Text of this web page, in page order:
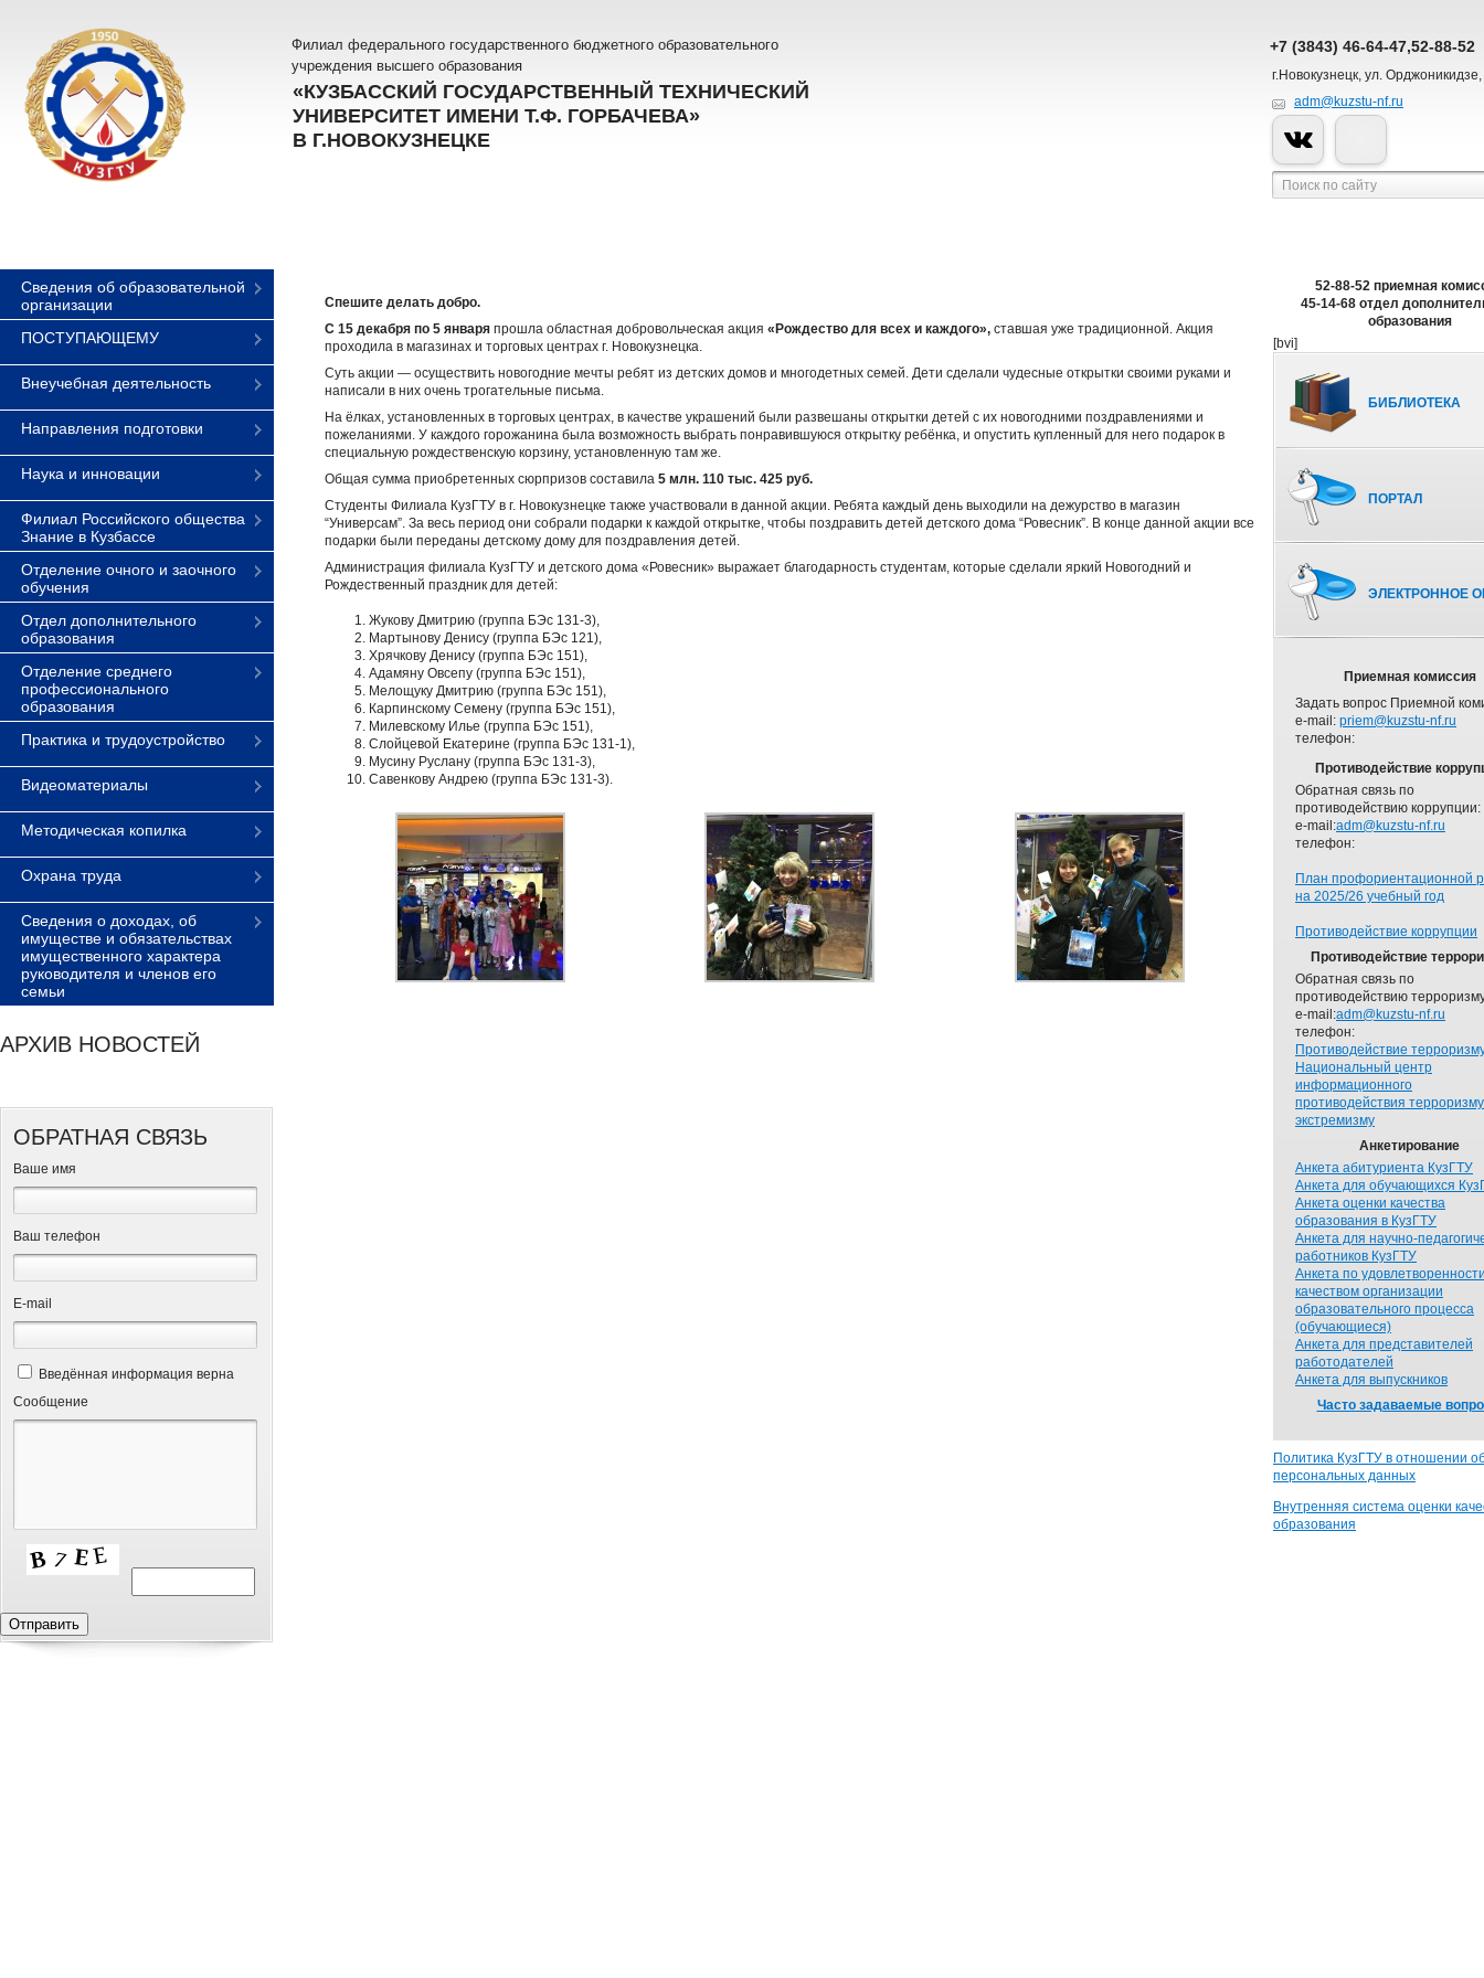
Филиал федерального государственного бюджетного образовательного
учреждения высшего образования
«КУЗБАССКИЙ ГОСУДАРСТВЕННЫЙ ТЕХНИЧЕСКИЙ
УНИВЕРСИТЕТ ИМЕНИ Т.Ф. ГОРБАЧЕВА»
В Г.НОВОКУЗНЕЦКЕ
+7 (3843) 46-64-47,52-88-52
г.Новокузнецк, ул.
adm@kuzstu-nf.ru
Сведения об образовательной
организации
ПОСТУПАЮЩЕМУ
Внеучебная деятельность
Направления подготовки
Наука и инновации
Филиал Российского общества
Знание в Кузбассе
Отделение очного и заочного
обучения
Отдел дополнительного
образования
Отделение среднего
профессионального
образования
Практика и трудоустройство
Видеоматериалы
Методическая копилка
Охрана труда
Сведения о доходах, об
имуществе и обязательствах
имущественного характера
руководителя и членов его
семьи
АРХИВ НОВОСТЕЙ
ОБРАТНАЯ СВЯЗЬ
Ваше имя
Ваш телефон
Е-mail
Введённая информация верна
Сообщение
Спешите делать добро.
С 15 декабря по 5 январяпрошла областная добровольческая акция«Рождество для всех и каждого», ставшая уже традиционной. Акция
проходила в магазинах и торговых центрах г. Новокузнецка.
Суть акции — осуществить новогодние мечты ребят из детских домов и многодетных семей. Дети сделали чудесные открытки своими руками и
написали в них очень трогательные письма.
На ёлках, установленных в торговых центрах, в качестве украшений были развешаны открытки детей с их новогодними поздравлениями и
пожеланиями. У каждого горожанина была возможность выбрать понравившуюся открытку ребёнка, и опустить купленный для него подарок в
специальную рождественскую корзину, установленную там же.
Общая сумма приобретенных сюрпризов составила5 млн. 110 тыс. 425 руб.
Студенты Филиала КузГТУ в г. Новокузнецке также участвовали в данной акции. Ребята каждый день выходили на дежурство в магазин
“Универсам”. За весь период они собрали подарки к каждой открытке, чтобы поздравить детей детского дома “Ровесник”. В конце данной акции все
подарки были переданы детскому дому для поздравления детей.
Администрация филиала КузГТУ и детского дома «Ровесник» выражает благодарность студентам, которые сделали яркий Новогодний и
Рождественный праздник для детей:
Жукову Дмитрию (группа БЭс 131-3),
Мартынову Денису (группа БЭс 121),
Хрячкову Денису (группа БЭс 151),
Адамяну Овсепу (группа БЭс 151),
Мелощуку Дмитрию (группа БЭс 151),
Карпинскому Семену (группа БЭс 151),
Милевскому Илье (группа БЭс 151),
Слойцевой Екатерине (группа БЭс 131-1),
Мусину Руслану (группа БЭс 131-3),
Савенкову Андрею (группа БЭс 131-3).
52-88-52 приемная
45-14-68 отдел
образования
[bvi]
БИБЛИОТЕКА
ПОРТАЛ
ЭЛЕКТРОННОЕ
Приемная комиссия
Задать вопрос Приемной
e-mail: priem@kuzstu-nf.ru
телефон:
Противодействие
Обратная связь по
противодействию коррупции:
e-mail:adm@kuzstu-nf.ru
телефон:
План профориентационной
на 2025/26 учебный год
Противодействие коррупции
Противодействие
Обратная связь по
противодействию
e-mail:adm@kuzstu-nf.ru
телефон:
Противодействие
Национальный центр
информационного
противодействия
экстремизму
Анкетирование
Анкета абитуриента КузГТУ
Анкета для обучающихся
Анкета оценки качества
образования в КузГТУ
Анкета для научно-
работников КузГТУ
Анкета по
качеством организации
образовательного процесса
(обучающиеся)
Анкета для представителей
работодателей
Анкета для выпускников
Часто задаваемые
Политика КузГТУ в отношении
персональных данных
Внутренняя система оценки
образования